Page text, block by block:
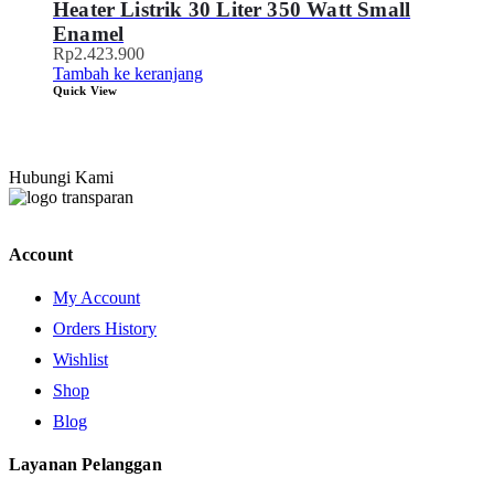
Heater Listrik 30 Liter 350 Watt Small
Enamel
Rp2.423.900
Tambah ke keranjang
Quick View
Hubungi Kami
Account
My Account
Orders History
Wishlist
Shop
Blog
Layanan Pelanggan